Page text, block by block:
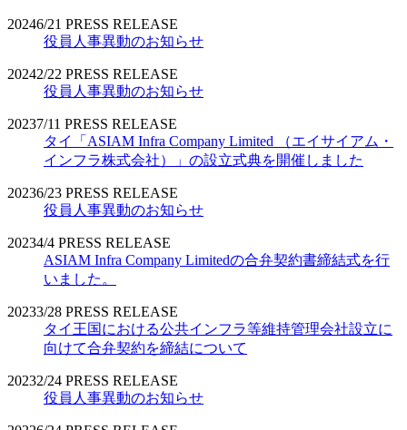
20246/21 PRESS RELEASE
役員人事異動のお知らせ
20242/22 PRESS RELEASE
役員人事異動のお知らせ
20237/11 PRESS RELEASE
タイ「ASIAM Infra Company Limited （エイサイアム・
インフラ株式会社）」の設立式典を開催しました
20236/23 PRESS RELEASE
役員人事異動のお知らせ
20234/4 PRESS RELEASE
ASIAM Infra Company Limitedの合弁契約書締結式を行
いました。
20233/28 PRESS RELEASE
タイ王国における公共インフラ等維持管理会社設立に
向けて合弁契約を締結について
20232/24 PRESS RELEASE
役員人事異動のお知らせ